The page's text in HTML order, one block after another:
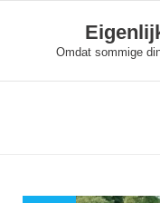
Omdat sommige